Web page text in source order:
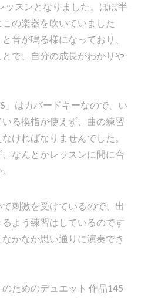
ッスンとなりました。ほぼ半
の楽器を吹いていました
音が鳴る様になっており、
で、自分の成長がわかりや
はカバードキーなので、い
る換指が使えず、曲の練習
ければなりませんでした。
なんとかレッスンに間に合
刺激を受けているので、出
よう練習はしているのです
かなか思い通りに演奏でき
ためのデュエット 作品145